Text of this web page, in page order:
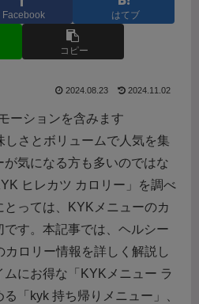
Facebook はてブ
コピー
2024.08.23 2024.11.02
ーションを含みます
しさとボリュームで人気を集
気になる方も多いのではな
ヒレカツ カロリー」を調べ
っては、KYKメニューのカ
です。本記事では、ヘルシー
ロリー情報を詳しく解説し
ムにお得な「KYKメニュー ラ
「kyk 持ち帰りメニュー」、